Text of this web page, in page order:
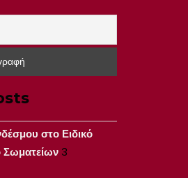
στο Ειδικό
Σωματείων3